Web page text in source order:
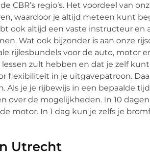
CBR’s regio’s. Het voordeel van
waardoor je altijd meteen kunt
ook altijd een vaste instructeur en
Wat ook bijzonder is aan onze
rijlesbundels voor de auto, motor
zult hebben en dat je zelf
flexibiliteit in je uitgavepatroon.
Als je je rijbewijs in een bepaalde
over de mogelijkheden. In 10
motor. In 1 dag kun je zelfs je
Utrecht